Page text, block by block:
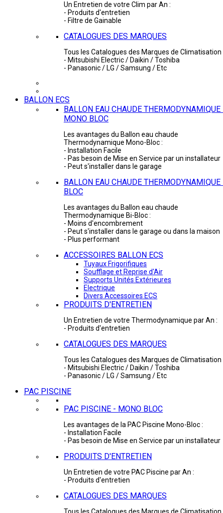
Un Entretien de votre Clim par An :
- Produits d'entretien
- Filtre de Gainable
CATALOGUES DES MARQUES
Tous les Catalogues des Marques de Climatisation
- Mitsubishi Electric / Daikin / Toshiba
- Panasonic / LG / Samsung / Etc
BALLON ECS
BALLON EAU CHAUDE THERMODYNAMIQUE
MONO BLOC
Les avantages du Ballon eau chaude
Thermodynamique Mono-Bloc :
- Installation Facile
- Pas besoin de Mise en Service par un installateur
- Peut s'installer dans le garage
BALLON EAU CHAUDE
BLOC
Les avantages du Ballon eau chaude
Thermodynamique Bi-Bloc :
- Moins d'encombrement
- Peut s'installer dans le garage ou dans la maison
- Plus performant
ACCESSOIRES BALLON ECS
Tuyaux Frigorifiques
Soufflage et Reprise d'Air
Supports Unités Extérieures
Electrique
Divers Accessoires ECS
PRODUITS D'ENTRETIEN
Un Entretien de votre Thermodynamique par An :
- Produits d'entretien
CATALOGUES DES MARQUES
Tous les Catalogues des Marques de Climatisation
- Mitsubishi Electric / Daikin / Toshiba
- Panasonic / LG / Samsung / Etc
PAC PISCINE
PAC PISCINE - MONO BLOC
Les avantages de la PAC Piscine Mono-Bloc :
- Installation Facile
- Pas besoin de Mise en Service par un installateur
PRODUITS D'ENTRETIEN
Un Entretien de votre PAC Piscine par An :
- Produits d'entretien
CATALOGUES DES MARQUES